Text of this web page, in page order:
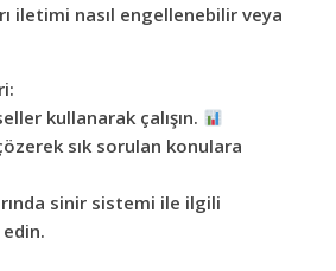
iletimi nasıl engellenebilir veya
kullanarak çalışın.
sık sorulan konulara
sinir sistemi ile ilgili
edin.